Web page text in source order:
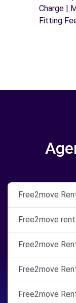
Charge |
Fitting
Free2move
Free2move
Free2move
Free2move
Free2move